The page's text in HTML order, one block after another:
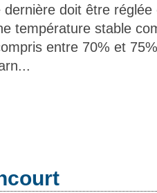
doit être réglée
température stable
entre 70% et